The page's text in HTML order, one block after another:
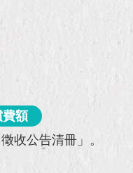
費額
收公告清冊」。